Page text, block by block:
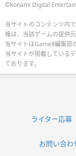
©Konami Digital
当サイトのコンテンツ内
権は、当該ゲームの提供元
当サイトはGame8編集部
当サイトが掲載している
ております。
ライター応募
お問い合わ